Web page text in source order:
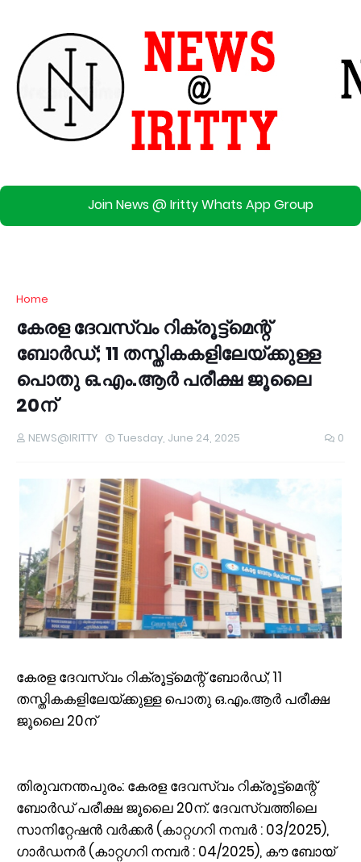
Join News @ Iritty Whats App Group
Home
കേരള ദേവസ്വം റിക്രൂട്ട്‌മെന്റ്
ബോർഡ്; 11 തസ്തികകളിലേയ്ക്കുള്ള
പൊതു ഒ.എം.ആർ പരീക്ഷ ജൂലൈ
20ന്
NEWS@IRITTY Tuesday, June 24, 2025 0
കേരള ദേവസ്വം റിക്രൂട്ട്‌മെന്റ് ബോർഡ്; 11
തസ്തികകളിലേയ്ക്കുള്ള പൊതു ഒ.എം.ആർ പരീക്ഷ
ജൂലൈ 20ന്
തിരുവനന്തപുരം: കേരള ദേവസ്വം റിക്രൂട്ട്‌മെന്റ്
ബോർഡ് പരീക്ഷ ജൂലൈ 20ന്. ദേവസ്വത്തിലെ
സാനിറ്റേഷൻ വർക്കർ (കാറ്റഗറി നമ്പർ : 03/2025),
ഗാർഡനർ (കാറ്റഗറി നമ്പർ : 04/2025), കൗ ബോയ്